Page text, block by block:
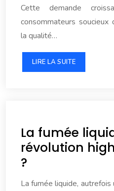
Cette demande
consommateurs soucieux
la qualité…
LIRE LA SUITE
La fumée
révolution
?
La fumée liquide,